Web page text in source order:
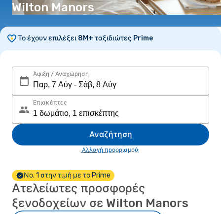
Wilton Manors
Το έχουν επιλέξει 8M+ ταξιδιώτες Prime
Άφιξη / Αναχώρηση
Επισκέπτες
Αναζήτηση
Αλλαγή προορισμού;
Νο. 1 στην τιμή με το Prime
Ατελείωτες προσφορές
ξενοδοχείων σε Wilton Manors